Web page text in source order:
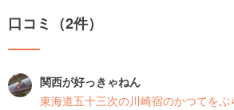
口コミ（2件）
関西が好っきゃねん
東海道五十三次の川崎宿のかつてをぶ